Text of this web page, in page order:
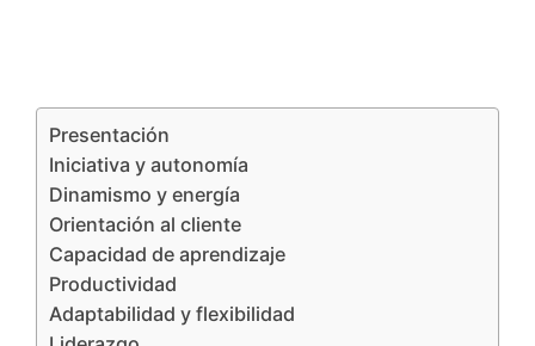
Presentación
Iniciativa y autonomía
Dinamismo y energía
Orientación al cliente
Capacidad de aprendizaje
Productividad
Adaptabilidad y flexibilidad